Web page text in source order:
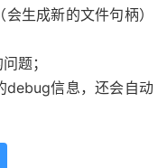
生成新的文件句柄）
题；
debug信息，还会自动